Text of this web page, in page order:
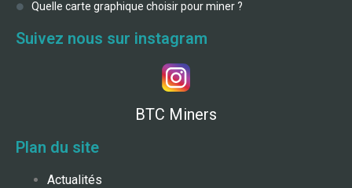
Quelle carte graphique choisir pour miner ?
Suivez nous sur instagram
BTC Miners
Plan du site
Actualités